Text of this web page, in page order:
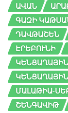
ԱՎԱՆ
ԳԱԶԻ
ԴԱՎԹԱՇԵՆ
ԷՐԵԲՈՒՆԻ
ՄԱԼԱԹԻԱ-
ՇԵՆԳԱՎԻԹ